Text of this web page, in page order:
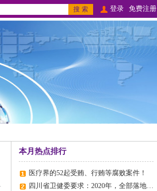
登录 免费注册
本月热点排行
医疗界的52起受贿、行贿等腐败案件！
四川省卫健委要求：2020年，全部落地乡村医生养老！